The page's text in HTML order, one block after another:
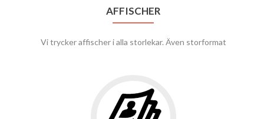
AFFISCHER
Vi trycker affischer i alla storlekar. Även storformat